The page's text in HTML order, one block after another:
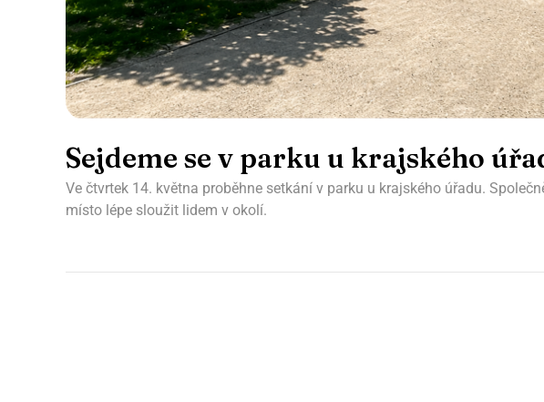
Sejdeme se v parku u krajského
Ve čtvrtek 14. května proběhne setkání v parku u krajského úřadu.
místo lépe sloužit lidem v okolí.